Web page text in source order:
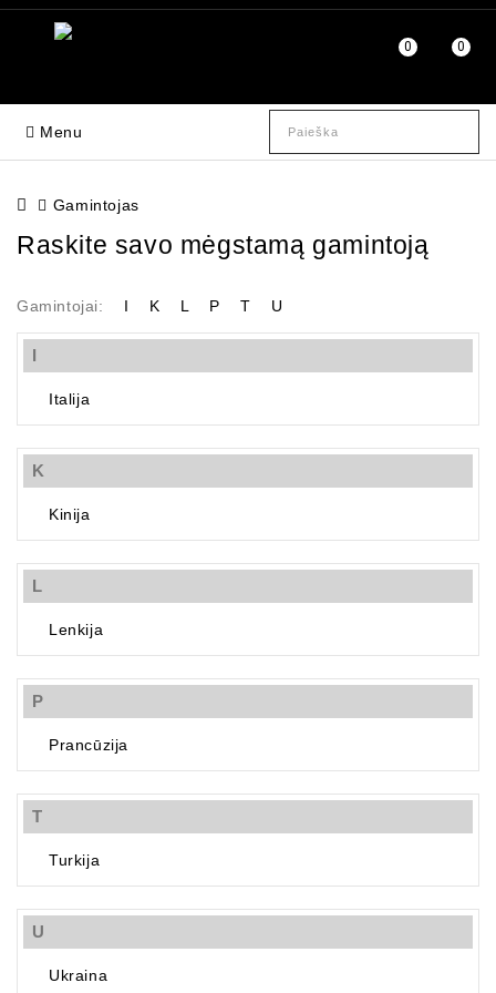
0 0
Menu
Gamintojas
Raskite savo mėgstamą gamintoją
Gamintojai: I K L P T U
I
Italija
K
Kinija
L
Lenkija
P
Prancūzija
T
Turkija
U
Ukraina